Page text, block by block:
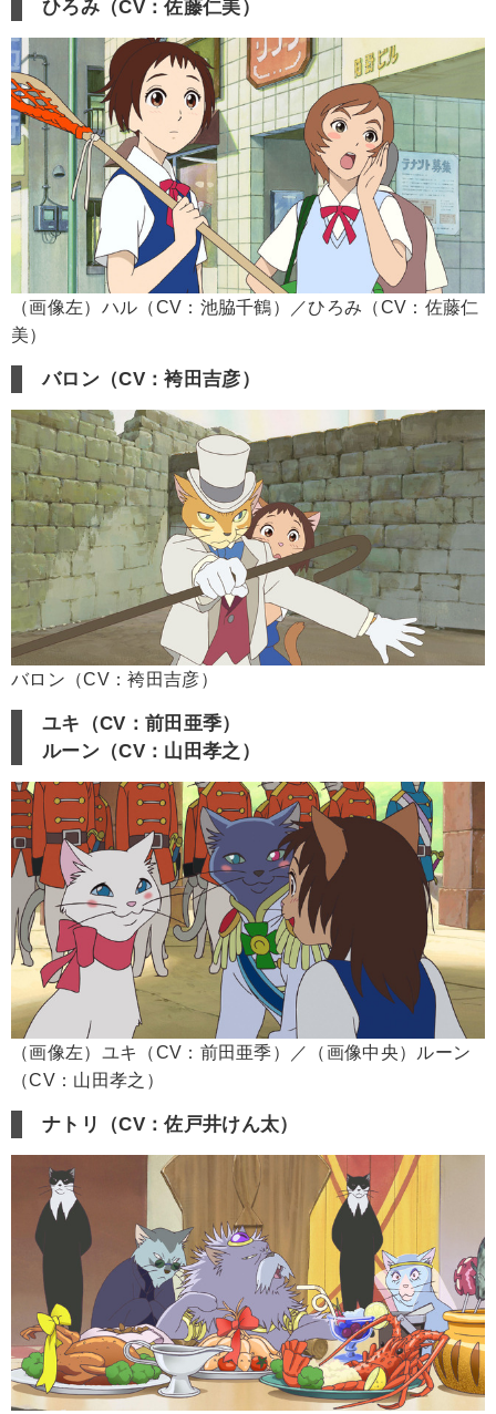
ひろみ（CV：佐藤仁美）
（画像左）ハル（CV：池脇千鶴）／ひろみ（CV：佐藤仁
美）
バロン（CV：袴田吉彦）
バロン（CV：袴田吉彦）
ユキ（CV：前田亜季）
ルーン（CV：山田孝之）
（画像左）ユキ（CV：前田亜季）／（画像中央）ルーン
（CV：山田孝之）
ナトリ（CV：佐戸井けん太）